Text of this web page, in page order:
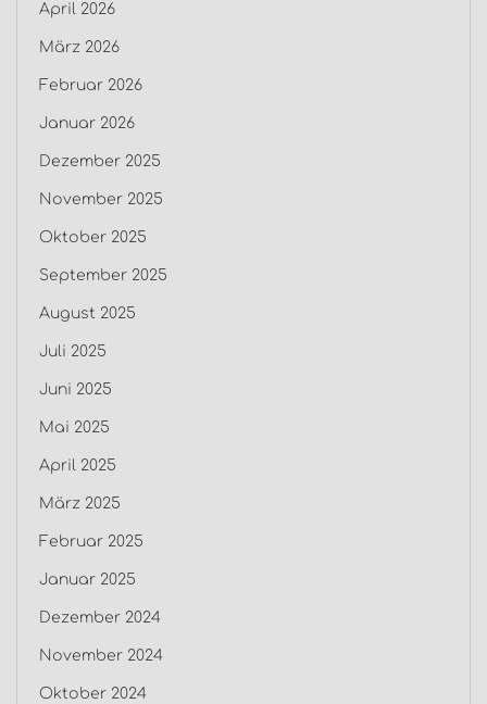
April 2026
März 2026
Februar 2026
Januar 2026
Dezember 2025
November 2025
Oktober 2025
September 2025
August 2025
Juli 2025
Juni 2025
Mai 2025
April 2025
März 2025
Februar 2025
Januar 2025
Dezember 2024
November 2024
Oktober 2024